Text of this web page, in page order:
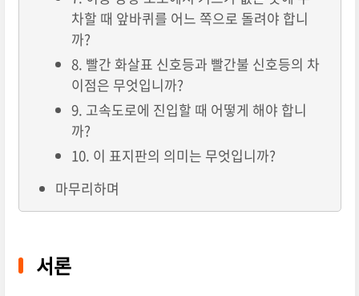
차할 때 앞바퀴를 어느 쪽으로 돌려야 합니
까?
8. 빨간 화살표 신호등과 빨간불 신호등의 차
이점은 무엇입니까?
9. 고속도로에 진입할 때 어떻게 해야 합니
까?
10. 이 표지판의 의미는 무엇입니까?
마무리하며
서론